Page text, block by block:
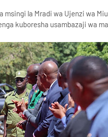
la Mradi wa Ujenzi wa
kuboresha usambazaji wa